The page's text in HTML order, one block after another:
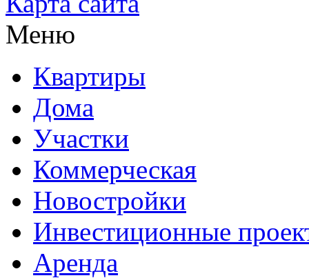
Меню
Квартиры
Дома
Участки
Коммерческая
Новостройки
Инвестиционные
Аренда